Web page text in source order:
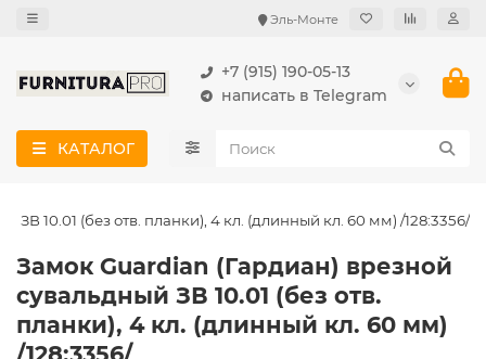
Эль-Монте
+7 (915) 190-05-13
написать в Telegram
КАТАЛОГ
ЗВ 10.01 (без отв. планки), 4 кл. (длинный кл. 60 мм) /128:3356/
Замок Guardian (Гардиан) врезной
сувальдный ЗВ 10.01 (без отв.
планки), 4 кл. (длинный кл. 60 мм)